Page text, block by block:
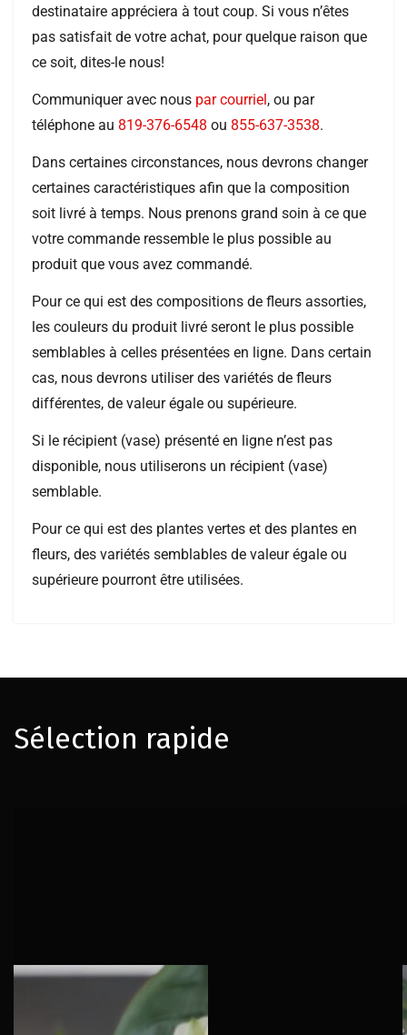
destinataire appréciera à tout coup. Si vous n’êtes
pas satisfait de votre achat, pour quelque raison que
ce soit, dites-le nous!
Communiquer avec nous par courriel, ou par
téléphone au 819-376-6548 ou 855-637-3538.
Dans certaines circonstances, nous devrons changer
certaines caractéristiques afin que la composition
soit livré à temps. Nous prenons grand soin à ce que
votre commande ressemble le plus possible au
produit que vous avez commandé.
Pour ce qui est des compositions de fleurs assorties,
les couleurs du produit livré seront le plus possible
semblables à celles présentées en ligne. Dans certain
cas, nous devrons utiliser des variétés de fleurs
différentes, de valeur égale ou supérieure.
Si le récipient (vase) présenté en ligne n’est pas
disponible, nous utiliserons un récipient (vase)
semblable.
Pour ce qui est des plantes vertes et des plantes en
fleurs, des variétés semblables de valeur égale ou
supérieure pourront être utilisées.
Sélection rapide